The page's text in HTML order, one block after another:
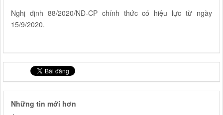
Nghị định 88/2020/NĐ-CP chính thức có hiệu lực từ ngày
15/9/2020.
Những tin mới hơn